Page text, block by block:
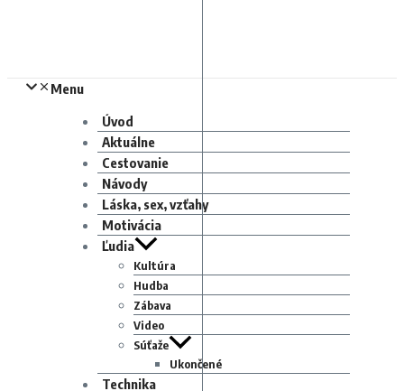
Menu
Úvod
Aktuálne
Cestovanie
Návody
Láska, sex, vzťahy
Motivácia
Ľudia
Kultúra
Hudba
Zábava
Video
Súťaže
Ukončené
Technika